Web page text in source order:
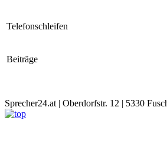
Telefonschleifen
Beiträge
Sprecher24.at | Oberdorfstr. 12 | 5330